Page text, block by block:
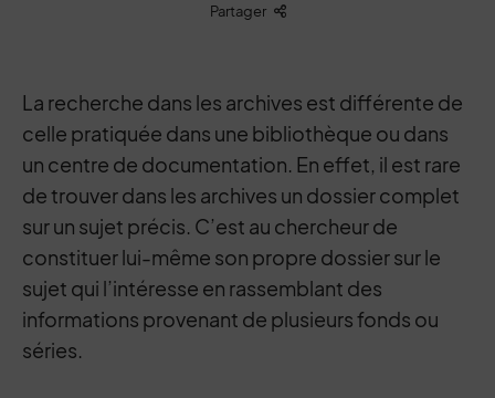
Partager Liste des liens de partage
La recherche dans les archives est différente de
celle pratiquée dans une bibliothèque ou dans
un centre de documentation. En effet, il est rare
de trouver dans les archives un dossier complet
sur un sujet précis. C’est au chercheur de
constituer lui-même son propre dossier sur le
sujet qui l’intéresse en rassemblant des
informations provenant de plusieurs fonds ou
séries.